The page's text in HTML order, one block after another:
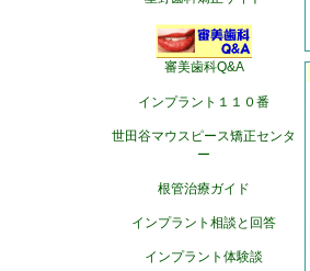
審美歯科Q&A
インプラント１１０番
世田谷マウスピース矯正センタ
ー
根管治療ガイド
インプラント相談と回答
インプラント体験談